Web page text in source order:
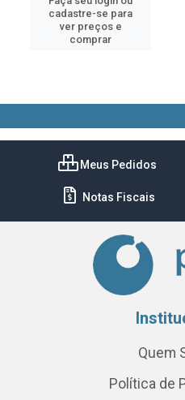
cadastre-se para
ver preços e
comprar
Meus Pedidos
Notas Fiscais
Quem
Política de